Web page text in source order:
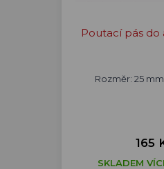
Poutací pás do
Rozměr: 25
165
SKLADEM